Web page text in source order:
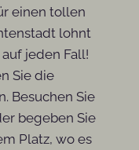
einen tollen
lohnt
jeden Fall!
Sie die
Besuchen Sie
begeben Sie
Platz, wo es